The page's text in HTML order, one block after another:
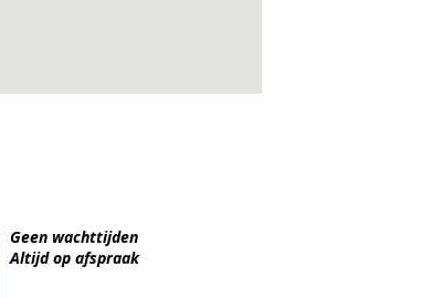
Geen wachttijden
Altijd op afspraak